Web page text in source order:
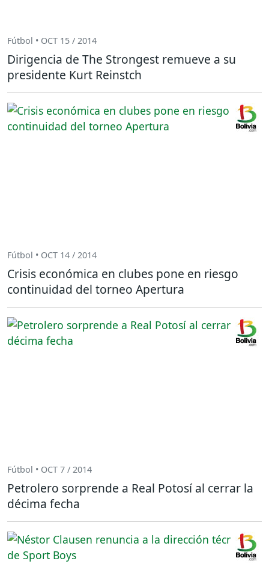
Fútbol • OCT 15 / 2014
Dirigencia de The Strongest remueve a su
presidente Kurt Reinstch
Fútbol • OCT 14 / 2014
Crisis económica en clubes pone en riesgo
continuidad del torneo Apertura
Fútbol • OCT 7 / 2014
Petrolero sorprende a Real Potosí al cerrar la
décima fecha